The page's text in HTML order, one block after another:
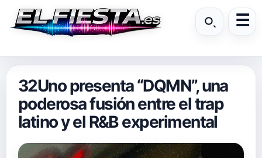
32Uno presenta “DQMN”, una
poderosa fusión entre el trap
latino y el R&B experimental